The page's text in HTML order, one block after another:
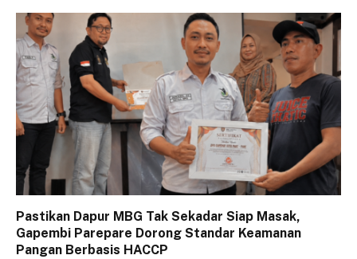
Pastikan Dapur MBG Tak Sekadar Siap Masak,
Gapembi Parepare Dorong Standar Keamanan
Pangan Berbasis HACCP